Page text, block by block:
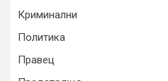
Криминални
Политика
Правец